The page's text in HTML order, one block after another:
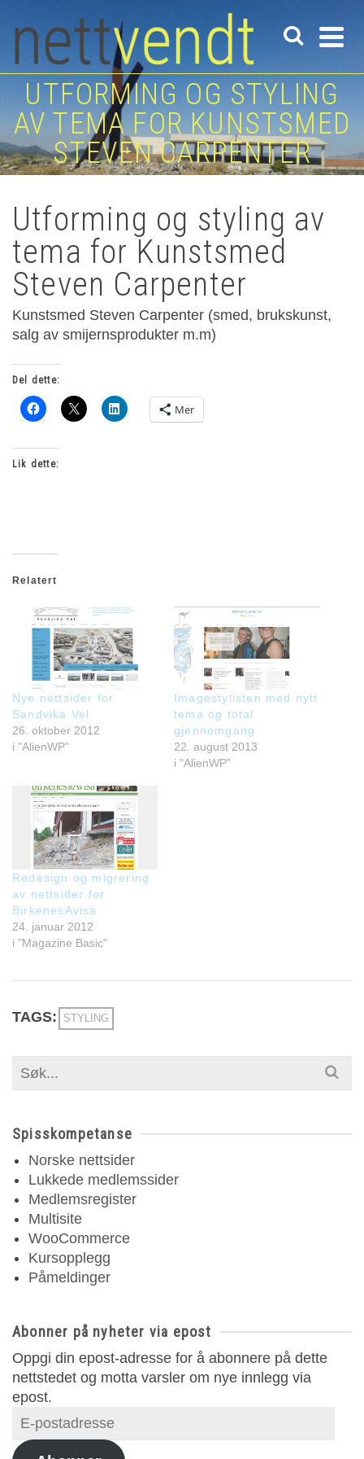
UTFORMING OG STYLING
AV TEMA FOR KUNSTSMED
STEVEN CARPENTER
Utforming og styling av
tema for Kunstsmed
Steven Carpenter
Kunstsmed Steven Carpenter (smed, brukskunst,
salg av smijernsprodukter m.m)
Del dette:
Mer
Lik dette:
Relatert
Nye nettsider for
Sandvika Vel
26. oktober 2012
i "AlienWP"
Imagestylisten med nytt
tema og total
gjennomgang
22. august 2013
i "AlienWP"
Redesign og migrering
av nettsider for
BirkenesAvisa
24. januar 2012
i "Magazine Basic"
TAGS: STYLING
Search
Spisskompetanse
Norske nettsider
Lukkede medlemssider
Medlemsregister
Multisite
WooCommerce
Kursopplegg
Påmeldinger
Abonner på nyheter via epost
Oppgi din epost-adresse for å abonnere på dette
nettstedet og motta varsler om nye innlegg via
epost.
E-
postadresse